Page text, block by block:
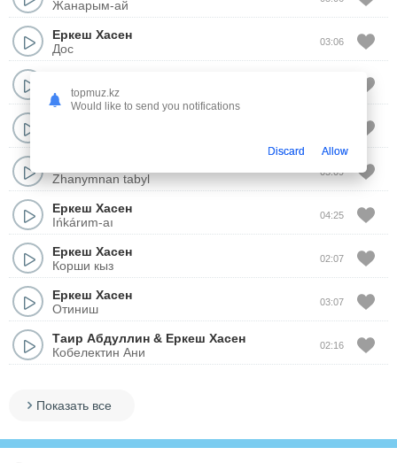
Жанарым-ай
Еркеш Хасен
Дос
03:06
Ханшайым
Zhanymnan tabyl
03:09
Еркеш Хасен
Ińkárиm-aı
04:25
Еркеш Хасен
Корши кыз
02:07
Еркеш Хасен
Отиниш
03:07
Таир Абдуллин & Еркеш Хасен
Кобелектин Ани
02:16
Показать все
topmuz.kz
Would like to send you notifications
Discard Allow